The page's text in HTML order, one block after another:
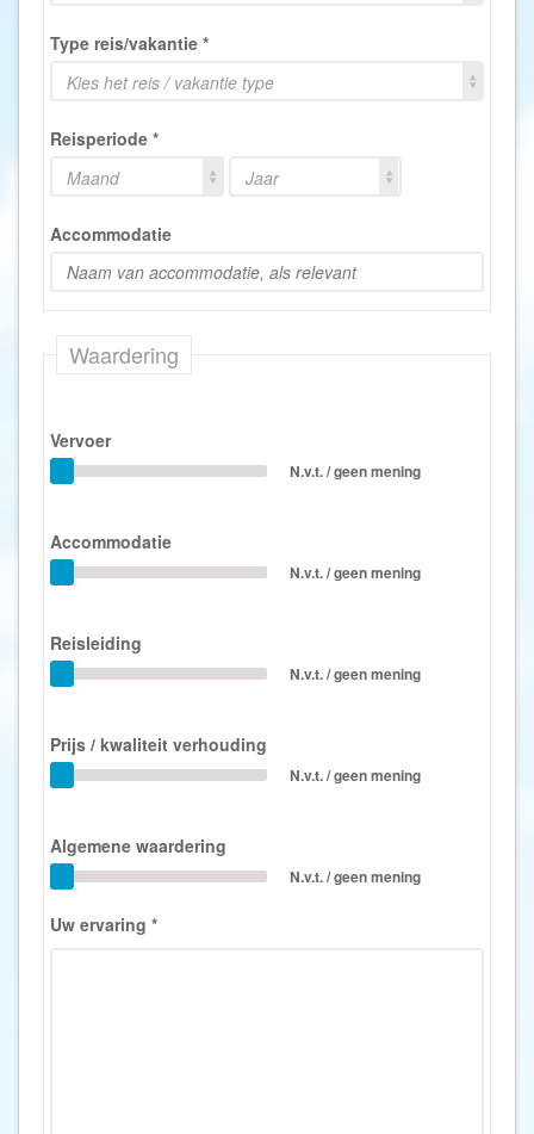
Type reis/vakantie *
Kies het reis / vakantie type
Reisperiode *
Maand
Jaar
Accommodatie
Waardering
Vervoer
N.v.t. / geen mening
Accommodatie
N.v.t. / geen mening
Reisleiding
N.v.t. / geen mening
Prijs / kwaliteit verhouding
N.v.t. / geen mening
Algemene waardering
N.v.t. / geen mening
Uw ervaring *